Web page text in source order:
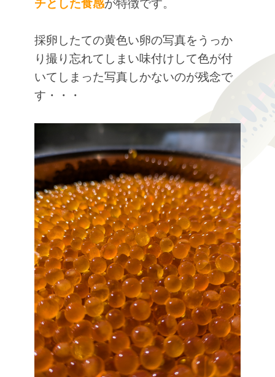
チとした食感が特徴です。
採卵したての黄色い卵の写真をうっか
り撮り忘れてしまい味付けして色が付
いてしまった写真しかないのが残念で
す ・・・